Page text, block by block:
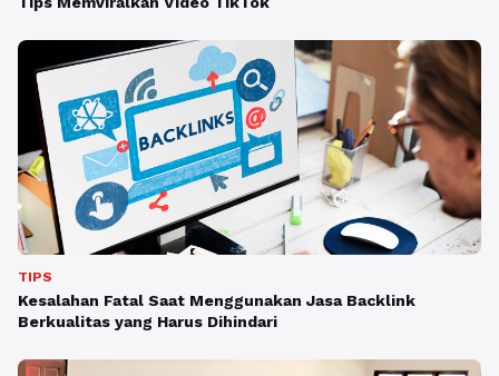
TIPS
Kesalahan Fatal Saat Menggunakan Jasa Backlink
Berkualitas yang Harus Dihindari